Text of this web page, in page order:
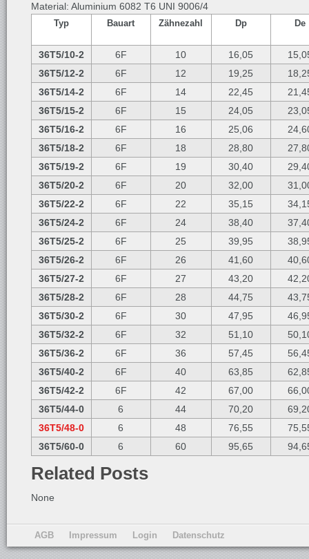
Material: Aluminium 6082 T6 UNI 9006/4
Typ Bauart Zähnezahl Dp De
36T5/10-2 6F 10 16,05
36T5/12-2
6F 12 19,25
36T5/14-2
6F 14 22,45
36T5/15-2
6F 15 24,05
36T5/16-2
6F 16 25,06
36T5/18-2
6F 18 28,80
36T5/19-2
6F 19 30,40
36T5/20-2
6F 20 32,00
36T5/22-2
6F 22 35,15
36T5/24-2
6F 24 38,40
36T5/25-2
6F 25 39,95
36T5/26-2
6F 26 41,60
36T5/27-2
6F 27 43,20
36T5/28-2
6F 28 44,75
36T5/30-2
6F 30 47,95
36T5/32-2
6F 32 51,10
36T5/36-2
6F 36 57,45
36T5/40-2
6F 40 63,85
36T5/42-2
6F 42 67,00
36T5/44-0
6 44 70,20
36T5/48-0
6 48 76,55
36T5/60-0
6 60 95,65
Related Posts
None
AGB Impressum Login Datenschutz